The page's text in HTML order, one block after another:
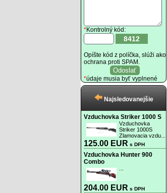
*Kontrolný kód:
8412
Opíšte kód z políčka, slúži ako
ochrana proti SPAM.
*údaje musia byť vyplnené
Najsledovanejšie
Vzduchovka Striker 1000 S
Vzduchovka
Striker 1000S
Zlamovacia vzdu...
125.00 EUR s DPH
Vzduchovka Hunter 900
Combo
204.00 EUR s DPH